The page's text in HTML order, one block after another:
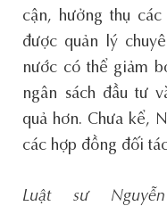
cận, hưởng thụ
được quản lý
nước có thể giảm
ngân sách đầu tư
quả hơn. Chưa kể,
các hợp đồng đối
Luật sư